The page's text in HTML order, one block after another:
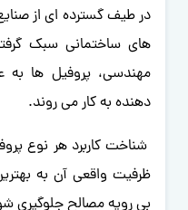
در طیف گسترده ای از
های ساختمانی سبک
مهندسی، پروفیل ها به
دهنده به کار می روند.
شناخت کاربرد هر نوع
ظرفیت واقعی آن به
بی رویه مصالح جلوگیری